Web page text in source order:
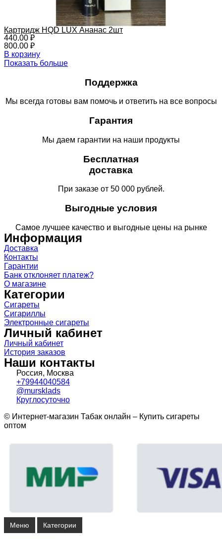
Картридж HQD LUX Ананас 2шт
440.00 ₽
800.00 ₽
В корзину
Показать больше
Поддержка
Мы всегда готовы вам помочь и ответить на все вопросы
Гарантия
Мы даем гарантии на наши продукты
Бесплатная
доставка
При заказе от 50 000 рублей.
Выгодные условия
Самое лучшее качество и выгодные цены на рынке
Информация
Доставка
Контакты
Гарантии
Банк отклоняет платеж?
О магазине
Категории
Сигареты
Сигариллы
Электронные сигареты
Личный кабинет
Личный кабинет
История заказов
Наши контакты
Россия, Москва
+79944040584
@mursklads
Круглосуточно
© Интернет-магазин Табак онлайн – Купить сигареты
оптом
Меню Категории